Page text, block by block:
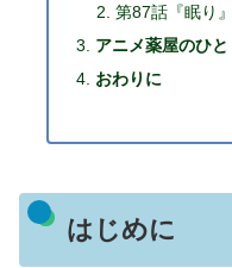
第87話『眠り』
アニメ薬屋のひ
おわりに
はじめに